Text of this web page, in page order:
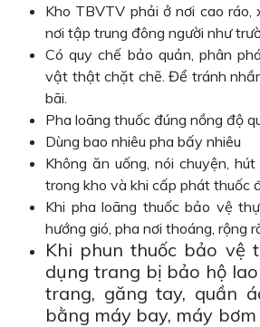
Kho TBVTV phải ở nơi cao ráo,
nơi tập trung đông người như
Có quy chế bảo quản, phân
vật thật chặt chẽ. Để tránh
bãi.
Pha loãng thuốc đúng nồng độ
Dùng bao nhiêu pha bấy nhiêu
Không ăn uống, nói chuyện,
trong kho và khi cấp phát thuốc
Khi pha loãng thuốc bảo vệ
hướng gió, pha nơi thoáng, rộng
Khi phun thuốc bảo vệ
dụng trang bị bảo hộ
trang, găng tay, quần
bằng máy bay, máy